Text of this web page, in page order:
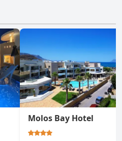
Molos Bay Hotel